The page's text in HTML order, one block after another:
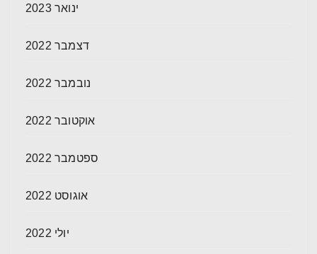
ינואר 2023
דצמבר 2022
נובמבר 2022
אוקטובר 2022
ספטמבר 2022
אוגוסט 2022
יולי 2022